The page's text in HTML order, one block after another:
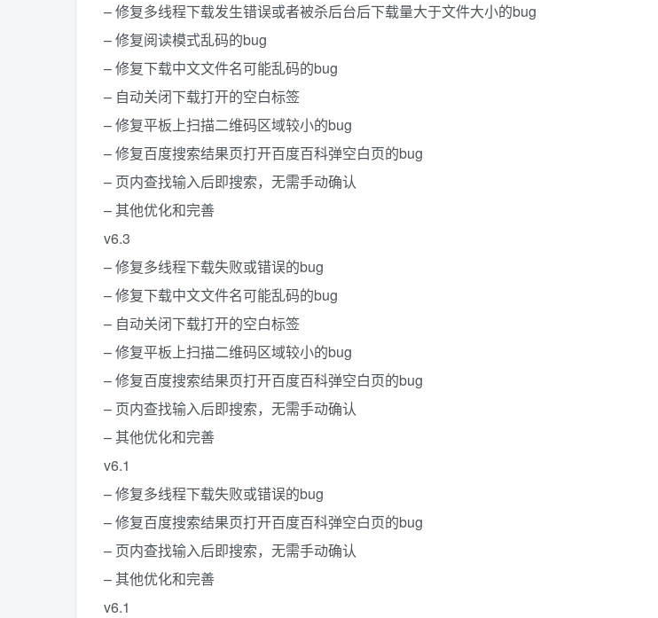
– 修复多线程下载发生错误或者被杀后台后下载量大于文件大小的bug
– 修复阅读模式乱码的bug
– 修复下载中文文件名可能乱码的bug
– 自动关闭下载打开的空白标签
– 修复平板上扫描二维码区域较小的bug
– 修复百度搜索结果页打开百度百科弹空白页的bug
– 页内查找输入后即搜索，无需手动确认
– 其他优化和完善
v6.3
– 修复多线程下载失败或错误的bug
– 修复下载中文文件名可能乱码的bug
– 自动关闭下载打开的空白标签
– 修复平板上扫描二维码区域较小的bug
– 修复百度搜索结果页打开百度百科弹空白页的bug
– 页内查找输入后即搜索，无需手动确认
– 其他优化和完善
v6.1
– 修复多线程下载失败或错误的bug
– 修复百度搜索结果页打开百度百科弹空白页的bug
– 页内查找输入后即搜索，无需手动确认
– 其他优化和完善
v6.1